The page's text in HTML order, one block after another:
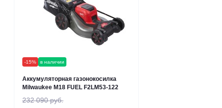
-15% в наличии
Аккумуляторная газонокосилка
Milwaukee M18 FUEL F2LM53-122
232 090 руб.